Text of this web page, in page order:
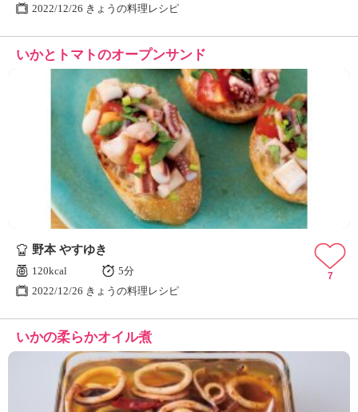
2022/12/26 きょうの料理レシピ
いかとトマトのオープンサンド
野本 やすゆき
120kcal
5分
2022/12/26 きょうの料理レシピ
7
いかの柔らかオイル煮